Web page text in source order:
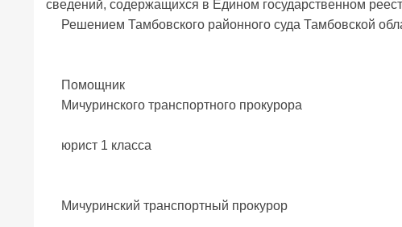
сведений, содержащихся в Едином государственном
Решением Тамбовского районного суда Тамбовской
Помощник
Мичуринского транспортного прокурора
юрист 1 класса А.Н.
Мичуринский транспортный прокурор